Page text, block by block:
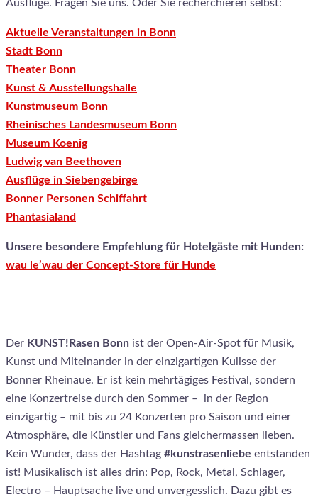
Ausflüge. Fragen Sie uns. Oder Sie recherchieren selbst:
Aktuelle Veranstaltungen in Bonn
Stadt Bonn
Theater Bonn
Kunst & Ausstellungshalle
Kunstmuseum Bonn
Rheinisches Landesmuseum Bonn
Museum Koenig
Ludwig van Beethoven
Ausflüge in Siebengebirge
Bonner Personen Schiffahrt
Phantasialand
Unsere besondere Empfehlung für Hotelgäste mit Hunden:
wau le’wau der Concept-Store für Hunde
Der KUNST!Rasen Bonn ist der Open-Air-Spot für Musik,
Kunst und Miteinander in der einzigartigen Kulisse der
Bonner Rheinaue. Er ist kein mehrtägiges Festival, sondern
eine Konzertreise durch den Sommer – in der Region
einzigartig – mit bis zu 24 Konzerten pro Saison und einer
Atmosphäre, die Künstler und Fans gleichermassen lieben.
Kein Wunder, dass der Hashtag #kunstrasenliebe entstanden
ist! Musikalisch ist alles drin: Pop, Rock, Metal, Schlager,
Electro – Hauptsache live und unvergesslich. Dazu gibt es